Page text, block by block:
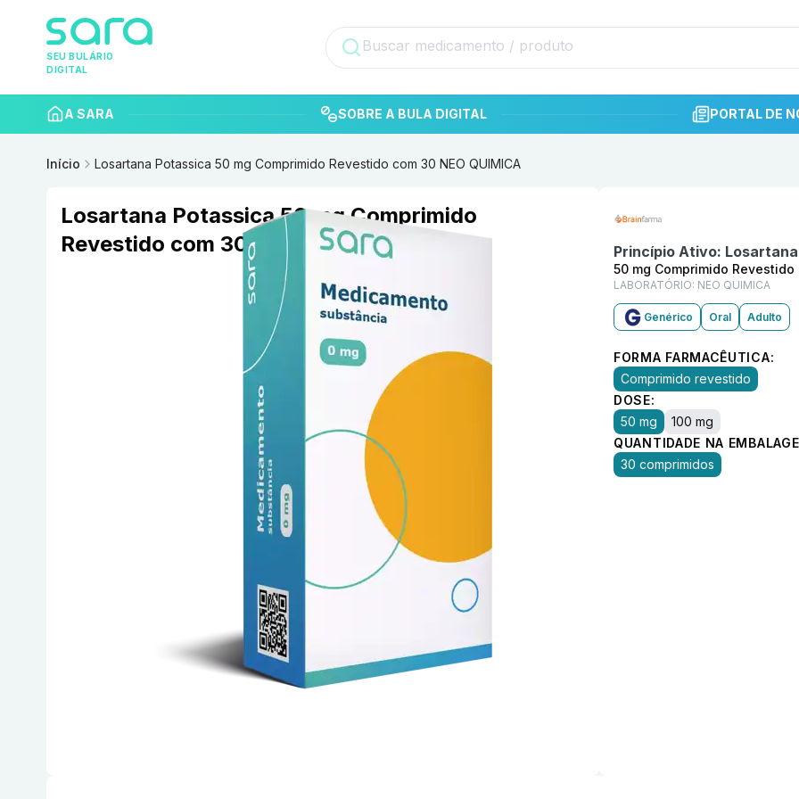
SEU BULÁRIO
DIGITAL
A SARA SOBRE A BULA DIGITAL PORTAL DE
Início Losartana Potassica 50 mg Comprimido Revestido com 30 NEO QUIMICA
Losartana Potassica 50 mg Comprimido
Revestido com 30 NEO QUIMICA
Princípio Ativo:
50 mg Comprimido Revestido
LABORATÓRIO: NEO QUIMICA
Genérico Oral Adulto
FORMA FARMACÊUTICA:
Comprimido revestido
DOSE:
50 mg
100 mg
QUANTIDADE NA
30 comprimidos